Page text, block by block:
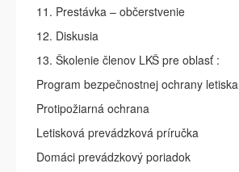
11. Prestávka – občerstvenie
12. Diskusia
13. Školenie členov LKŠ pre oblasť :
Program bezpečnostnej ochrany letiska
Protipožiarná ochrana
Letisková prevádzková príručka
Domáci prevádzkový poriadok